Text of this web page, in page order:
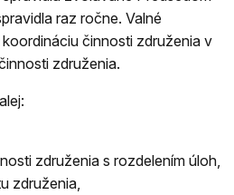
raz ročne. Valné
činnosti združenia v
združenia.
združenia s rozdelením úloh,
združenia,